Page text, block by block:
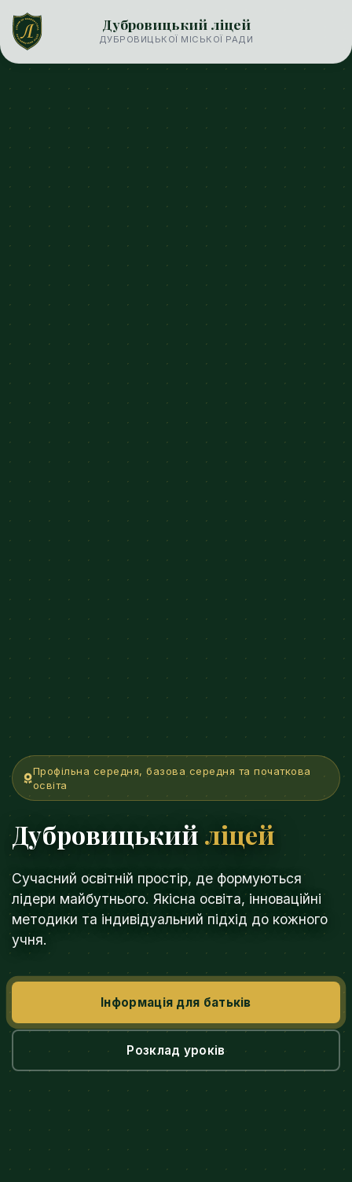
Дубровицький ліцей
ДУБРОВИЦЬКОЇ МІСЬКОЇ РАДИ
Профільна середня, базова середня та початкова
освіта
Дубровицький ліцей
Сучасний освітній простір, де формуються
лідери майбутнього. Якісна освіта, інноваційні
методики та індивідуальний підхід до кожного
учня.
Інформація для батьків
Розклад уроків